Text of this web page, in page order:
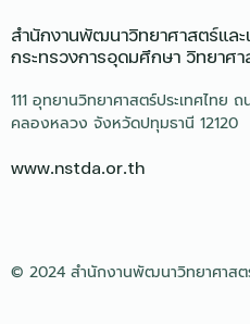
สำนักงานพัฒนาวิทยาศาสตร์และ
กระทรวงการอุดมศึกษา วิทยาศ
111 อุทยานวิทยาศาสตร์ประเทศไท
คลองหลวง จังหวัดปทุมธานี 12120
www.nstda.or.th
© 2024 สำนักงานพัฒนาวิทยาศาสต